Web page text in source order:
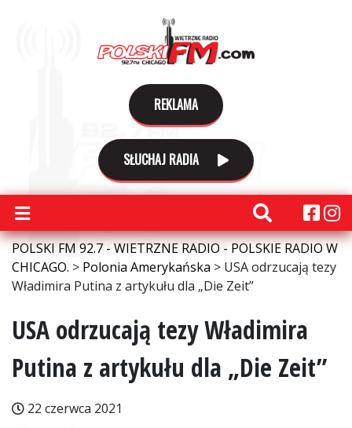
REKLAMA
SŁUCHAJ RADIA
POLSKI FM 92.7 - WIETRZNE RADIO - POLSKIE RADIO W
CHICAGO. > Polonia Amerykańska > USA odrzucają tezy
Władimira Putina z artykułu dla „Die Zeit”
USA odrzucają tezy Władimira
Putina z artykułu dla „Die Zeit”
22 czerwca 2021